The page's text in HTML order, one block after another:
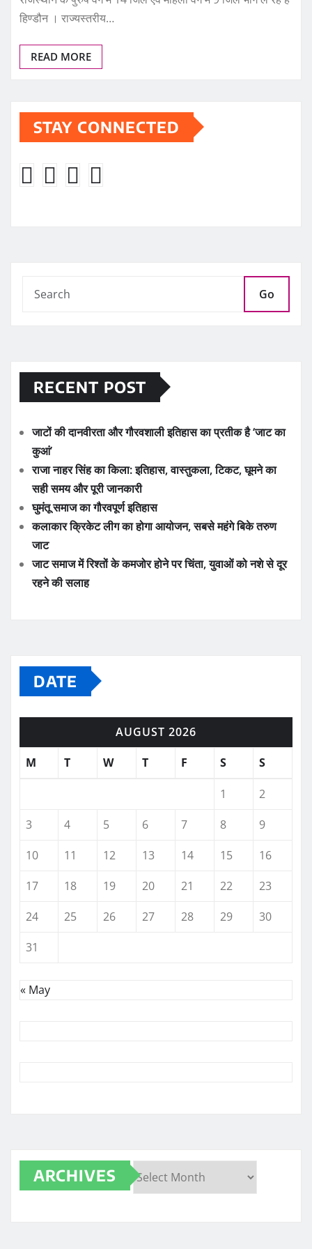
हिण्डौन । राज्यस्तरीय…
READ MORE
STAY CONNECTED
Go
RECENT POST
जाटों की दानवीरता और गौरवशाली इतिहास का प्रतीक है ‘जाट का
कुआं’
राजा नाहर सिंह का किला: इतिहास, वास्तुकला, टिकट, घूमने का
सही समय और पूरी जानकारी
घुमंतू समाज का गौरवपूर्ण इतिहास
कलाकार क्रिकेट लीग का होगा आयोजन, सबसे महंगे बिके तरुण
जाट
जाट समाज में रिश्तों के कमजोर होने पर चिंता, युवाओं को नशे से दूर
रहने की सलाह
DATE
AUGUST 2026
M
T W T F S S
1
2
3
4 5 6 7 8
9
10
11 12 13 14 15
16
17
18 19 20 21 22
23
24
25 26 27 28 29
30
31
« May
ARCHIVES